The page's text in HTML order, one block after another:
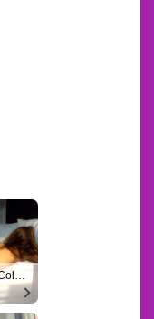
🧡 Hannah, 34📍Columbus